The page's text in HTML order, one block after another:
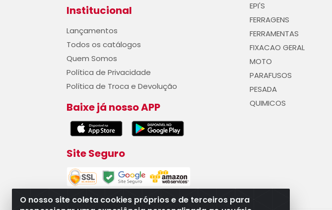
O nosso site coleta cookies próprios e de terceiros para
Institucional
Lançamentos
Todos os catálogos
Quem Somos
Política de Privacidade
Política de Troca e Devolução
Baixe já nosso APP
Site Seguro
EPI'S
FERRAGENS
FERRAMENTAS
FIXACAO GERAL
MOTO
PARAFUSOS
PESADA
QUIMICOS